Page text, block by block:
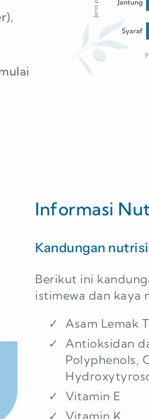
Informasi
Kandungan
Berikut ini
istimewa dan kaya
Asam Lemak
Antioksidan
Polyphenols,
Vitamin E
Vitamin K